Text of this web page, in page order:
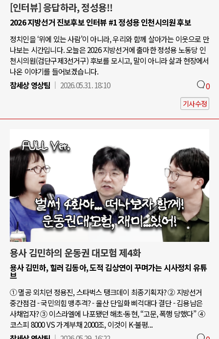
[인터뷰] 응답하라, 정성용!!
2026 지방선거 진보후보 인터뷰 #1 정성용 인천시의원 후보
정치인을 ‘위에 있는 사람’이 아니라, 우리와 함께 살아가는 이웃으로 만
나보는 시간입니다. 오늘은 2026 지방선거에 출마한 정성용 노동당 인
천시의원(검단구제3선거구) 후보를 모시고, 말이 아니라 삶과 현장에서
나온 이야기를 들어보겠습니다.
참세상 영상팀
2026.05.31. 18:10 0
기사수정
용사 김민하의 운동권 대모험 제4화
용사 김민하, 힐러 김동아, 도적 김상연이 꾸며가는 시사정치 유튜
브
① 멸공 외치던 정용진, 스타벅스 탱크데이 최종기획자? ② 지방선거
중간점검 - 국민의힘 맹추격? - 울산 단일화 삐걱대다 결단 - 김용남은
사채업자? ③ 이스라엘에 나포됐던 해초·동현, “고문, 폭행 당했다” ④
코스피 8000 VS 가계부채 2000조, 이것이 K-불평...